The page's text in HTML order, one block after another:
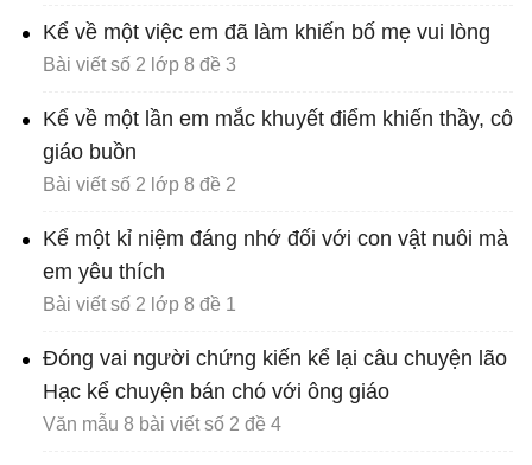
Kể về một việc em đã làm khiến bố mẹ vui lòng
Bài viết số 2 lớp 8 đề 3
Kể về một lần em mắc khuyết điểm khiến thầy, cô
giáo buồn
Bài viết số 2 lớp 8 đề 2
Kể một kỉ niệm đáng nhớ đối với con vật nuôi mà
em yêu thích
Bài viết số 2 lớp 8 đề 1
Đóng vai người chứng kiến kể lại câu chuyện lão
Hạc kể chuyện bán chó với ông giáo
Văn mẫu 8 bài viết số 2 đề 4